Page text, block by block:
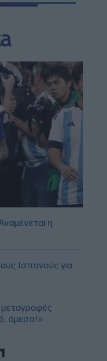
η
Ισπανούς για
άμεσα!»